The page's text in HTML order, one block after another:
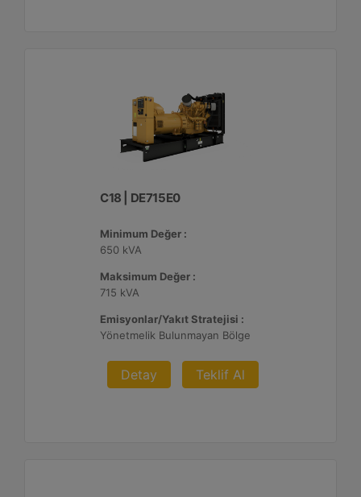
C18 | DE715E0
Minimum Değer :
650 kVA
Maksimum Değer :
715 kVA
Emisyonlar/Yakıt Stratejisi :
Yönetmelik Bulunmayan Bölge
Detay Teklif Al